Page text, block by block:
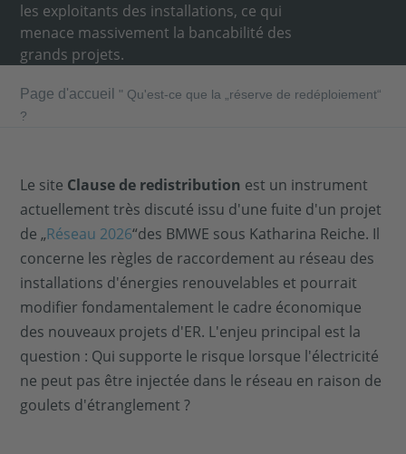
les exploitants des installations, ce qui
menace massivement la bancabilité des
grands projets.
Page d'accueil " Qu'est-ce que la „réserve de redéploiement“
?
Le site Clause de redistribution est un instrument
actuellement très discuté issu d'une fuite d'un projet
de „Réseau 2026“des BMWE sous Katharina Reiche. Il
concerne les règles de raccordement au réseau des
installations d'énergies renouvelables et pourrait
modifier fondamentalement le cadre économique
des nouveaux projets d'ER. L'enjeu principal est la
question : Qui supporte le risque lorsque l'électricité
ne peut pas être injectée dans le réseau en raison de
goulets d'étranglement ?